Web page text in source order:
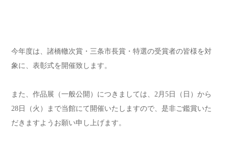
今年度は、諸橋轍次賞・三条市長賞・特選の受賞者の皆様を対
象に、表彰式を開催致します。
また、作品展（一般公開）につきましては、2月5日（日）から
28日（火）まで当館にて開催いたしますので、是非ご鑑賞いた
だきますようお願い申し上げます。